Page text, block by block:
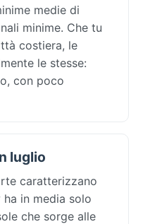
medie di
minime. Che tu
costiera, le
le stesse:
con poco
luglio
caratterizzano
ha in media solo
che sorge alle